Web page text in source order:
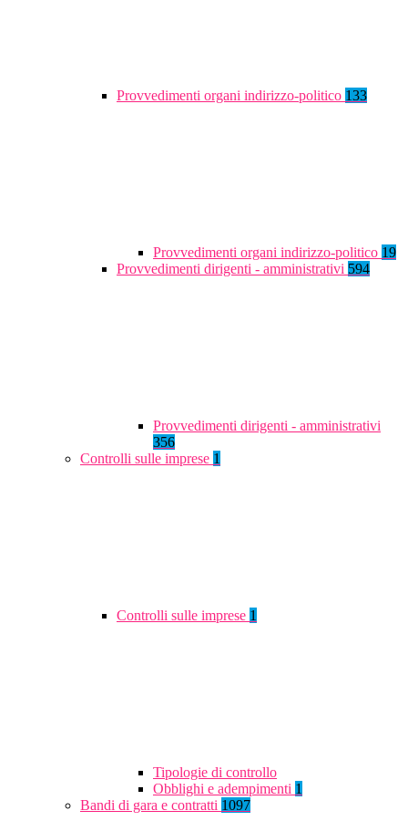
Provvedimenti organi indirizzo-politico 133
Provvedimenti organi indirizzo-politico 19
Provvedimenti dirigenti - amministrativi 594
Provvedimenti dirigenti - amministrativi
356
Controlli sulle imprese 1
Controlli sulle imprese 1
Tipologie di controllo
Obblighi e adempimenti 1
Bandi di gara e contratti 1097